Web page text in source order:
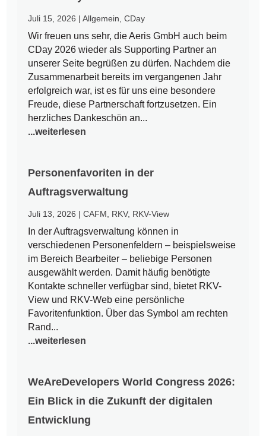
Juli 15, 2026 |Allgemein ,CDay
Wir freuen uns sehr, die Aeris GmbH auch beim
CDay 2026 wieder als Supporting Partner an
unserer Seite begrüßen zu dürfen. Nachdem die
Zusammenarbeit bereits im vergangenen Jahr
erfolgreich war, ist es für uns eine besondere
Freude, diese Partnerschaft fortzusetzen. Ein
herzliches Dankeschön an...
...weiterlesen
Personenfavoriten in der
Auftragsverwaltung
Juli 13, 2026 |CAFM RKV, RKV-View
In der Auftragsverwaltung können in
verschiedenen Personenfeldern – beispielsweise
im Bereich Bearbeiter – beliebige Personen
ausgewählt werden. Damit häufig benötigte
Kontakte schneller verfügbar sind, bietet RKV-
View und RKV-Web eine persönliche
Favoritenfunktion. Über das Symbol am rechten
Rand...
...weiterlesen
WeAreDevelopers World Congress 2026:
Ein Blick in die Zukunft der digitalen
Entwicklung